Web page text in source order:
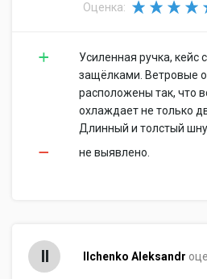
Оценка:
Усиленная ручка, кейс
защёлками. Ветровые
расположены так, что
охлаждает не только
Длинный и толстый
не выявлено.
Il Ilchenko Aleksandr